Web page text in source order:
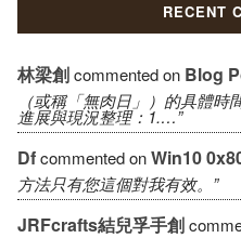
RECENT
林梁創commented on Blog
（或稱「無肉日」）的具體
進展與現況整理：1.…”
Dfcommented onWin10
方法只有您這個對我有效。”
JRFcrafts結兒孚手創